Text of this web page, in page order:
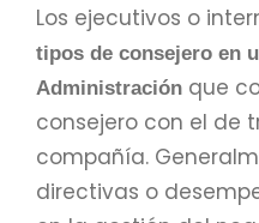
Los ejecutivos o
tipos de consejero en
Administración que
consejero con el de
compañía.
directivas o